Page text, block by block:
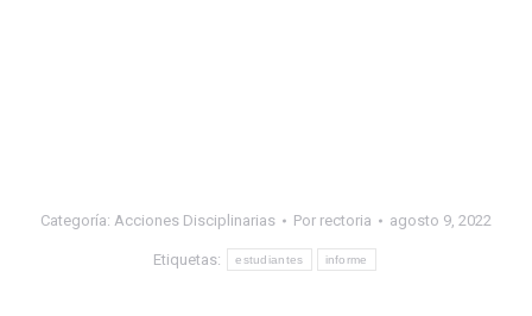
Categoría: Acciones Disciplinarias Por rectoria agosto 9, 2022
Etiquetas: estudiantes informe